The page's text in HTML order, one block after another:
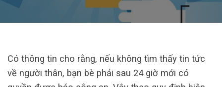
Có thông tin cho rằng, nếu không tìm thấy tin tức
về người thân, bạn bè phải sau 24 giờ mới có